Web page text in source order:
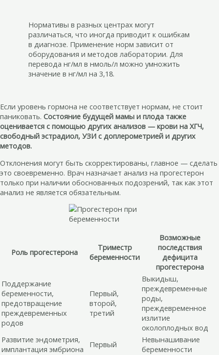
Нормативы в разных центрах могут
различаться, что иногда приводит к ошибкам
в диагнозе. Применение норм зависит от
оборудования и методов лаборатории. Для
перевода нг/мл в нмоль/л можно умножить
значение в нг/мл на 3,18.
Если уровень гормона не соответствует нормам, не стоит
паниковать. Состояние будущей мамы и плода также
оценивается с помощью других анализов — крови на ХГЧ,
свободный эстрадиол, УЗИ с доплерометрией и других
методов.
Отклонения могут быть скорректированы, главное — сделать
это своевременно. Врач назначает анализ на прогестерон
только при наличии обоснованных подозрений, так как этот
анализ не является обязательным.
Роль прогестерона
Триместр
беременности
Возможные
последствия
дефицита
прогестерона
Поддержание
беременности,
предотвращение
преждевременных
родов
Первый,
второй,
третий
Выкидыш,
преждевременные
роды,
преждевременное
излитие
околоплодных вод
Развитие эндометрия,
имплантация эмбриона
Первый
Невынашивание
беременности